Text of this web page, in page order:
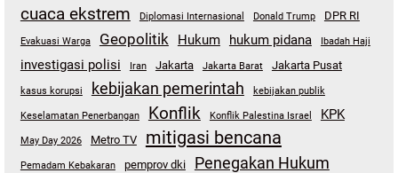
cuaca ekstrem Diplomasi Internasional Donald Trump DPR RI
Evakuasi Warga Geopolitik Hukum hukum pidana Ibadah Haji
investigasi polisi Iran Jakarta Jakarta Barat Jakarta Pusat
kasus korupsi kebijakan pemerintah kebijakan publik
Keselamatan Penerbangan Konflik Konflik Palestina Israel KPK
May Day 2026 Metro TV mitigasi bencana
Pemadam Kebakaran pemprov dki Penegakan Hukum